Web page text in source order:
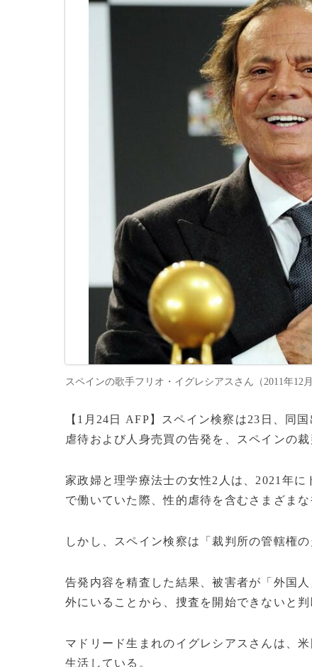
スペインの歌手フリオ・イグレシアスさん（2011年12
【1月24日 AFP】スペイン検察は23日、同
虐待および人身売買の告発を、スペインの
家政婦と理学療法士の女性2人は、2021年
で働いていた際、性的虐待を含むさまざま
しかし、スペイン検察は「裁判所の管轄権
告発内容を精査した結果、被害者が「外国
外にいることから、捜査を開始できないと判
マドリード生まれのイグレシアスさんは、
生活している。